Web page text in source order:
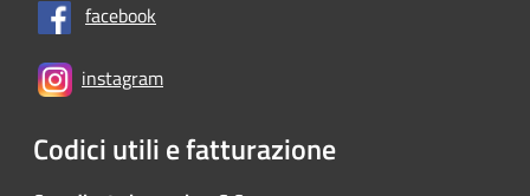
facebook
instagram
Codici utili e fatturazione